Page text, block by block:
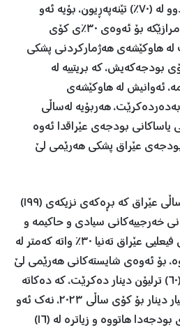
عێراق له‌تێكڕای ساڵانی ڕابردوو له‌ (٧٠٪) تێنه‌په‌ڕیون، بۆیه‌ ئه‌و
بڕگه‌یه‌ ئه‌وكات و ئێستاش ئامرازێكه‌ بۆ ئه‌وه‌ی ٣٠٪ی كۆی
هاوكێشه‌ی هه‌ژماركردنی پشكی
له‌ ٤٠٪ی كۆی بودجه‌كه‌یش، كه‌ بریتییه‌ له‌
ئه‌وانیش له‌ هاوكێشه‌ی
هه‌ربۆیه‌ له‌ساڵی
یاساكانی بودجه‌ی عێراقدا ئه‌وه‌
كه‌ ته‌نیا ٣٠٪ی بودجه‌ی عێراق پشكی هه‌رێمی لێ
به‌م پێیه‌ كۆی بودجه‌ی ئه‌مساڵی عێراق كه‌ بڕه‌كه‌ی نزیكه‌ی (١٩٩)
خه‌رجییه‌كانی سیادی و حاكیمه‌ و
ڕه‌چاوكردنی ڕێژه‌ی خه‌رجیی فیعلیی عێراق ته‌نیا ٣٠٪ واته‌ كه‌متر له‌
بۆ ئه‌وه‌ی شایسته‌كانی هه‌رێمی لێ
بدرێت، واته‌ ١٢.٦٧٪ جارانی (٦٠) ترلیۆن دینار ده‌كرێت، كه‌ ده‌كاته‌
نزیكه‌ی (٧) ترلیۆن و (٦٠٠) ملیار دینار بۆ كۆی ساڵی ٢٠٢٣، نه‌ك ئه‌و
بڕه‌ی كه‌ له‌ خشته‌كانی یاسای بودجه‌دا هاتووه ‌و زیاتره‌ له‌ (١٦)